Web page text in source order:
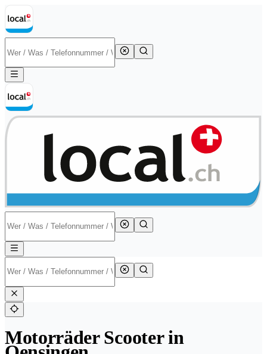
Motorräder Scooter in